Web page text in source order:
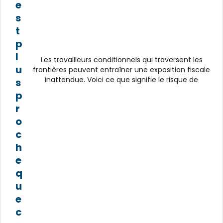
e
s
t
p
l
u
s
p
r
o
c
h
e
q
u
e
c
Les travailleurs conditionnels qui traversent les
frontières peuvent entraîner une exposition fiscale
inattendue. Voici ce que signifie le risque de